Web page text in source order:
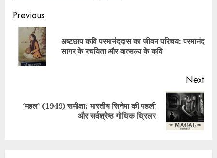
Previous
अष्टछाप कवि परमानंददास का जीवन परिचय: परमानंद
सागर के रचयिता और वात्सल्य के कवि
Next
‘महल’ (1949) समीक्षा: भारतीय सिनेमा की पहली
और सर्वश्रेष्ठ गोथिक थ्रिलर